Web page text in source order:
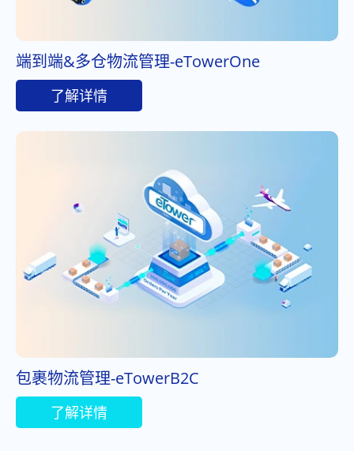
端到端&多仓物流管理-eTowerOne
了解详情
包裹物流管理-eTowerB2C
了解详情